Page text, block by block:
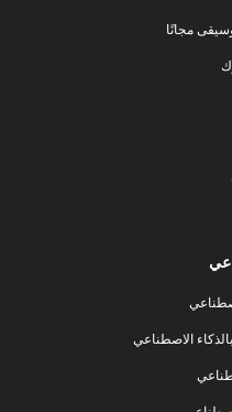
مجانًا
الاصطناعي